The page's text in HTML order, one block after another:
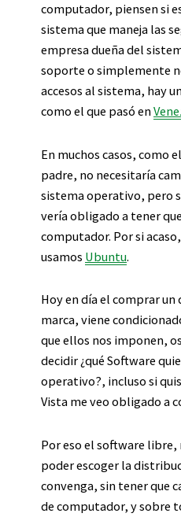
computador, piensen si
sistema que maneja las
empresa dueña del
soporte o simplemente
accesos al sistema, hay
como el que pasó en
En muchos casos, como
padre, no necesitaría
sistema operativo, pero
vería obligado a tener
computador. Por si
usamos Ubuntu.
Hoy en día el comprar
marca, viene
que ellos nos imponen,
decidir ¿qué Software
operativo?, incluso si
Vista me veo obligado a
Por eso el software
poder escoger la
convenga, sin tener que
de computador, y sobre